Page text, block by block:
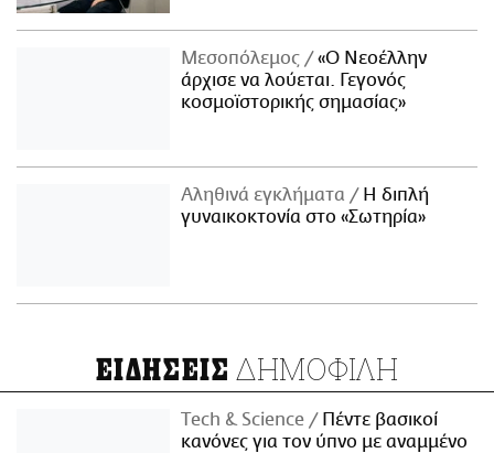
Μεσοπόλεμος
«Ο Νεοέλλην
άρχισε να λούεται. Γεγονός
κοσμοϊστορικής σημασίας»
Αληθινά εγκλήματα
Η διπλή
γυναικοκτονία στο «Σωτηρία»
ΕΙΔΗΣΕΙΣ ΔΗΜΟΦΙΛΗ
Τech & Science
Πέντε βασικοί
κανόνες για τον ύπνο με αναμμένο